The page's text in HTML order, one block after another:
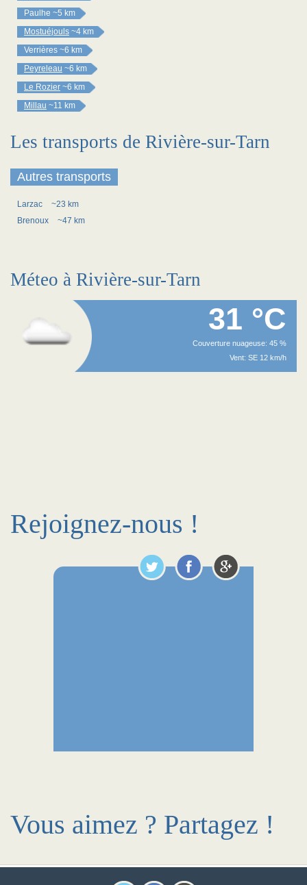
Paulhe ~5 km
Mostuéjouls ~4 km
Verrières ~6 km
Peyreleau ~6 km
Le Rozier ~6 km
Millau ~11 km
Les transports de Rivière-sur-Tarn
Autres transports
Larzac
~23 km
Brenoux
~47 km
Méteo à Rivière-sur-Tarn
31 °C
Couverture nuageuse: 45 %
Vent: SE 12 km/h
Rejoignez-nous !
Vous aimez ? Partagez !